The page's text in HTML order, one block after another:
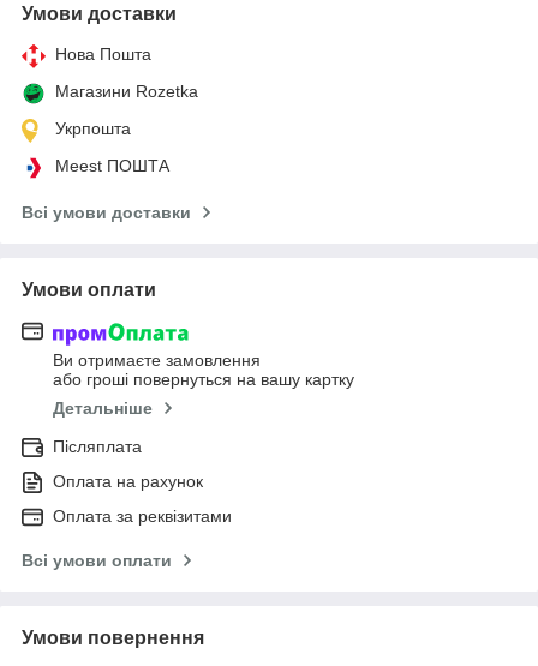
Умови доставки
Нова Пошта
Магазини Rozetka
Укрпошта
Meest ПОШТА
Всі умови доставки
Умови оплати
Ви отримаєте замовлення
або гроші повернуться на вашу картку
Детальніше
Післяплата
Оплата на рахунок
Оплата за реквізитами
Всі умови оплати
Умови повернення